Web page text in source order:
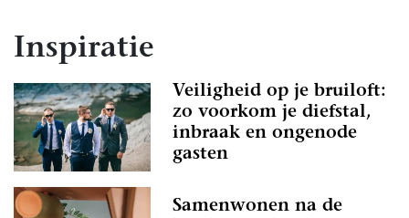
Inspiratie
Veiligheid op je bruiloft:
zo voorkom je diefstal,
inbraak en ongenode
gasten
Samenwonen na de